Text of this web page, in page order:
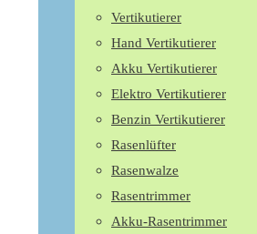
einzuklappen
Vertikutierer
Hand Vertikutierer
Akku Vertikutierer
Elektro Vertikutierer
Benzin Vertikutierer
Rasenlüfter
Rasenwalze
Rasentrimmer
Akku-Rasentrimmer